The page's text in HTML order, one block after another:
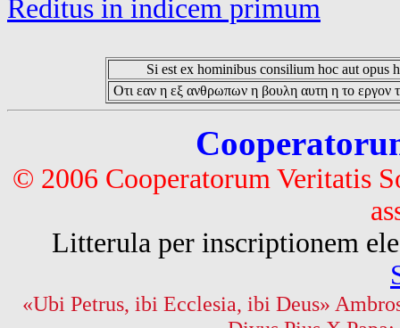
Reditus in indicem primum
Si est ex hominibus consilium hoc aut opus
Οτι εαν η εξ ανθρωπων η βουλη αυτη η το εργον
© 2006 Cooperatorum Veritatis
Litterula per inscriptionem
«Ubi Petrus, ibi Ecclesia, ibi Deus»